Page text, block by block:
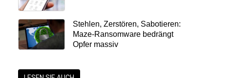
Stehlen, Zerstören, Sabotieren:
Maze-Ransomware bedrängt
Opfer massiv